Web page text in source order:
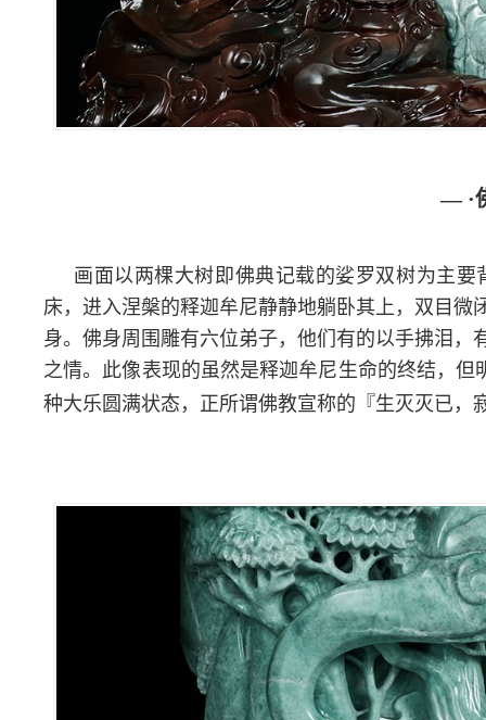
— ·
画面以两棵大树即佛典记载的娑罗双树为主
床，进入涅槃的释迦牟尼静静地躺卧其上，双目
身。佛身周围雕有六位弟子，他们有的以手拂泪
之情。 此像表现的虽然是释迦牟尼生命的终结，
种大乐圆满状态，正所谓佛教宣称的『生灭灭已，